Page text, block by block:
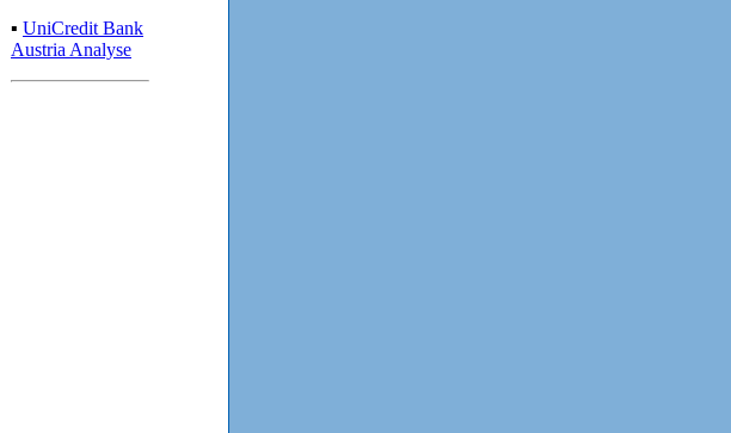
▪ UniCredit Bank
Austria Analyse